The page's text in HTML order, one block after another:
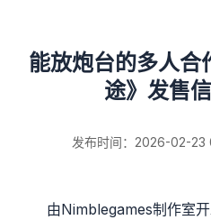
能放炮台的多人合
途》发售
发布时间：2026-02-23
由Nimblegames制作室